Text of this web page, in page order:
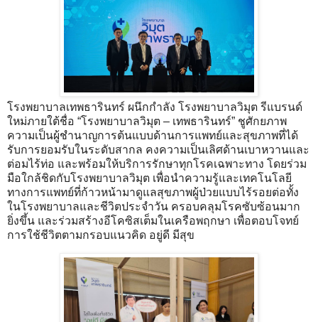
โรงพยาบาลเทพธารินทร์ ผนึกกำลัง โรงพยาบาลวิมุต รีแบรนด์
ใหม่ภายใต้ชื่อ “โรงพยาบาลวิมุต – เทพธารินทร์” ชูศักยภาพ
ความเป็นผู้ชำนาญการต้นแบบด้านการแพทย์และสุขภาพที่ได้
รับการยอมรับในระดับสากล คงความเป็นเลิศด้านเบาหวานและ
ต่อมไร้ท่อ และพร้อมให้บริการรักษาทุกโรคเฉพาะทาง โดยร่วม
มือใกล้ชิดกับโรงพยาบาลวิมุต เพื่อนำความรู้และเทคโนโลยี
ทางการแพทย์ที่ก้าวหน้ามาดูแลสุขภาพผู้ป่วยแบบไร้รอยต่อทั้ง
ในโรงพยาบาลและชีวิตประจำวัน ครอบคลุมโรคซับซ้อนมาก
ยิ่งขึ้น และร่วมสร้างอีโคซิสเต็มในเครือพฤกษา เพื่อตอบโจทย์
การใช้ชีวิตตามกรอบแนวคิด อยู่ดี มีสุข